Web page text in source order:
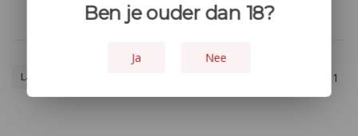
Laagste prijs 1
Ben je ouder dan 18?
Ja Nee